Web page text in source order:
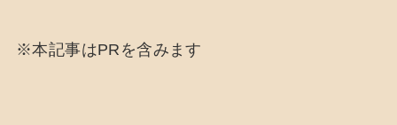
※本記事はPRを含みます